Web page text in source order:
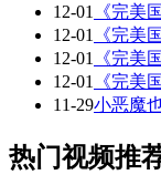
12-01
《完美
12-01
《完美
12-01
《完美
12-01
《完美
11-29小恶魔
热门视频推